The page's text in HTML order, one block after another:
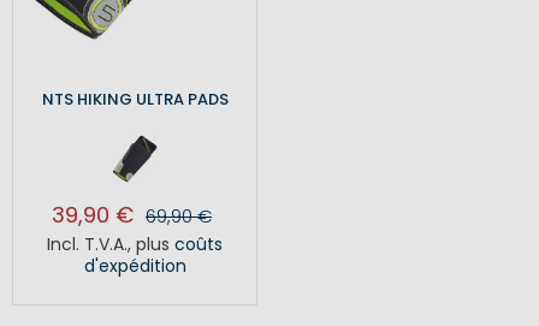
NTS HIKING ULTRA PADS
39,90 € 69,90 €
Incl. T.V.A., plus coûts
d'expédition